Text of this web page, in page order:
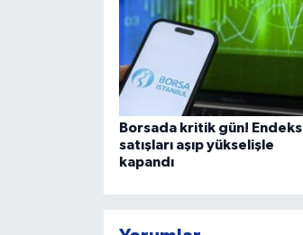
Borsada kritik gün! Endeks
satışları aşıp yükselişle
kapandı